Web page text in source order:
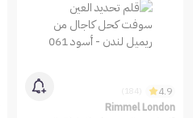
4.9
Rimmel London